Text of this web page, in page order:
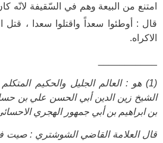
امتنع من البيعة وهم في السّقيفة لانّه
قال : أوطئوا سعداً واقتلوا سعدا ، قتل
الاكراه.
(1) هو : العالم الجليل والحكيم
الشيخ زين الدين أبي الحسن علي بن
بن ابراهيم بن أبي جمهور الهجري
قال العلامة القاضي الشوشتري : صيت